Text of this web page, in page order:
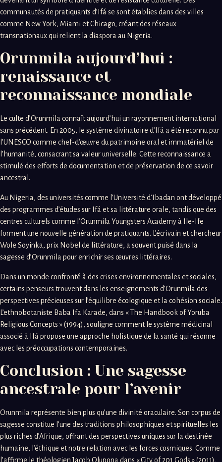
communautés de pratiquants d’Ifá se sont établies dans des villes
comme New York, Miami et Chicago, créant des réseaux
transnationaux qui relient la diaspora au Nigeria.
Orunmila aujourd’hui :
renaissance et
reconnaissance mondiale
Le culte d’Orunmila connaît aujourd’hui un rayonnement international
sans précédent. En 2005, le système divinatoire d’Ifá a été reconnu par
l’UNESCO comme chef-d’œuvre du patrimoine oral et immatériel de
l’humanité, consacrant sa valeur universelle. Cette reconnaissance a
stimulé des efforts de documentation et de préservation de ce savoir
ancestral.
Au Nigeria, des universités comme l’Université d’Ibadan ont développé
des programmes d’études sur Ifá et sa littérature orale, tandis que des
centres culturels comme l’Orunmila Youngsters Academy à Ile-Ife
forment une nouvelle génération de pratiquants. L’écrivain et chercheur
Wole Soyinka, prix Nobel de littérature, a souvent puisé dans la
sagesse d’Orunmila pour enrichir ses œuvres littéraires.
Dans un monde confronté à des crises environnementales et sociales,
certains penseurs trouvent dans les enseignements d’Orunmila des
perspectives précieuses sur l’équilibre écologique et la cohésion sociale.
L’ethnobotaniste Baba Ifa Karade, dans « The Handbook of Yoruba
Religious Concepts » (1994), souligne comment le système médicinal
associé à Ifá propose une approche holistique de la santé qui résonne
avec les préoccupations contemporaines.
Conclusion : Une sagesse
ancestrale pour l’avenir
Orunmila représente bien plus qu’une divinité oraculaire. Son corpus de
sagesse constitue l’une des traditions philosophiques et spirituelles les
plus riches d’Afrique, offrant des perspectives uniques sur la destinée
humaine, l’éthique et notre relation avec les forces cosmiques. Comme
l’affirme le théologien Jacob Olupona dans « City of 201 Gods » (2011),